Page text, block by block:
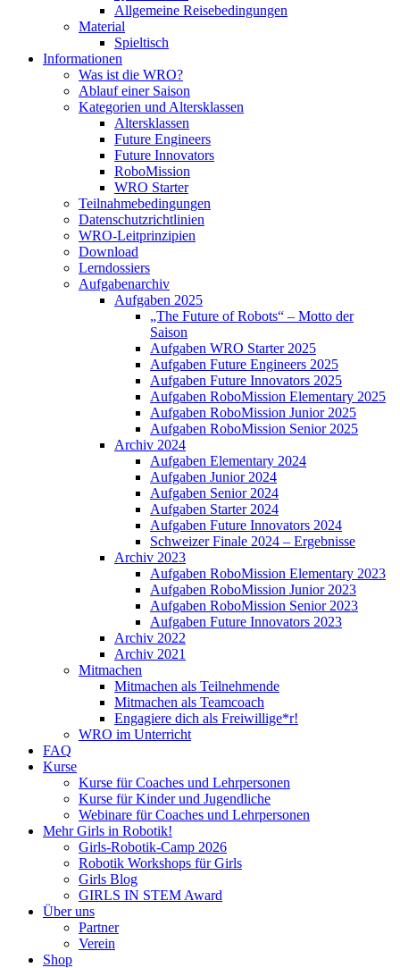
Allgemeine Reisebedingungen
Material
Spieltisch
Informationen
Was ist die WRO?
Ablauf einer Saison
Kategorien und Altersklassen
Altersklassen
Future Engineers
Future Innovators
RoboMission
WRO Starter
Teilnahmebedingungen
Datenschutzrichtlinien
WRO-Leitprinzipien
Download
Lerndossiers
Aufgabenarchiv
Aufgaben 2025
„The Future of Robots“ – Motto der
Saison
Aufgaben WRO Starter 2025
Aufgaben Future Engineers 2025
Aufgaben Future Innovators 2025
Aufgaben RoboMission Elementary 2025
Aufgaben RoboMission Junior 2025
Aufgaben RoboMission Senior 2025
Archiv 2024
Aufgaben Elementary 2024
Aufgaben Junior 2024
Aufgaben Senior 2024
Aufgaben Starter 2024
Aufgaben Future Innovators 2024
Schweizer Finale 2024 – Ergebnisse
Archiv 2023
Aufgaben RoboMission Elementary 2023
Aufgaben RoboMission Junior 2023
Aufgaben RoboMission Senior 2023
Aufgaben Future Innovators 2023
Archiv 2022
Archiv 2021
Mitmachen
Mitmachen als Teilnehmende
Mitmachen als Teamcoach
Engagiere dich als Freiwillige*r!
WRO im Unterricht
FAQ
Kurse
Kurse für Coaches und Lehrpersonen
Kurse für Kinder und Jugendliche
Webinare für Coaches und Lehrpersonen
Mehr Girls in Robotik!
Girls-Robotik-Camp 2026
Robotik Workshops für Girls
Girls Blog
GIRLS IN STEM Award
Über uns
Partner
Verein
Shop